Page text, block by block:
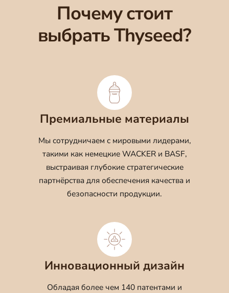
Почему стоит
выбрать Thyseed?
Премиальные материалы
Мы сотрудничаем с мировыми лидерами,
такими как немецкие WACKER и BASF,
выстраивая глубокие стратегические
партнёрства для обеспечения качества и
безопасности продукции.
Инновационный дизайн
Обладая более чем 140 патентами и